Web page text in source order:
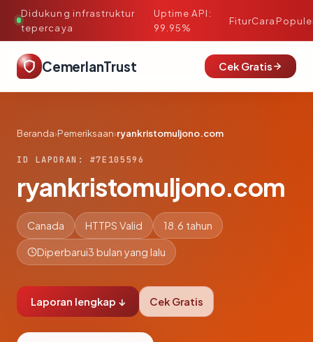
Didukung infrastruktur
tepercaya
·
Uptime API:
99.95%
FiturCara
CemerlanTrust Cek Gratis
Beranda›Pemeriksaan›ryankristomuljono.com
ID LAPORAN: #7E105596
ryankristomuljono.com
Canada HTTPS Valid 18.6 tahun
Diperbarui3 bulan yang lalu
Laporan lengkap ↓ Cek Gratis